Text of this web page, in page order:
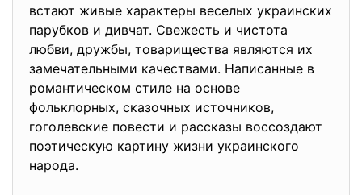
встают живые характеры веселых украинских
парубков и дивчат. Свежесть и чистота
любви, дружбы, товарищества являются их
замечательными качествами. Написанные в
романтическом стиле на основе
фольклорных, сказочных источников,
гоголевские повести и рассказы воссоздают
поэтическую картину жизни украинского
народа.